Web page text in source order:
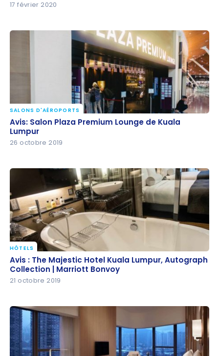
17 février 2020
Avis: Salon Plaza Premium Lounge de Kuala Lumpur
SALONS D'AÉROPORTS
Avis: Salon Plaza Premium Lounge de Kuala
Lumpur
26 octobre 2019
Avis : The Majestic Hotel Kuala Lumpur, Autograph
Collection | Marriott Bonvoy
HÔTELS
Avis : The Majestic Hotel Kuala Lumpur, Autograph
Collection | Marriott Bonvoy
21 octobre 2019